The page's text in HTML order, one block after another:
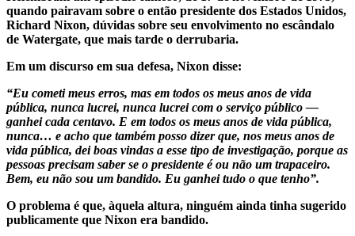
quando pairavam sobre o então presidente dos Estados Unidos,
Richard Nixon, dúvidas sobre seu envolvimento no escândalo
de Watergate, que mais tarde o derrubaria.
Em um discurso em sua defesa, Nixon disse:
“Eu cometi meus erros, mas em todos os meus anos de vida
pública, nunca lucrei, nunca lucrei com o serviço público —
ganhei cada centavo. E em todos os meus anos de vida pública,
nunca… e acho que também posso dizer que, nos meus anos de
vida pública, dei boas vindas a esse tipo de investigação, porque as
pessoas precisam saber se o presidente é ou não um trapaceiro.
Bem, eu não sou um bandido. Eu ganhei tudo o que tenho”.
O problema é que, àquela altura, ninguém ainda tinha sugerido
publicamente que Nixon era bandido.